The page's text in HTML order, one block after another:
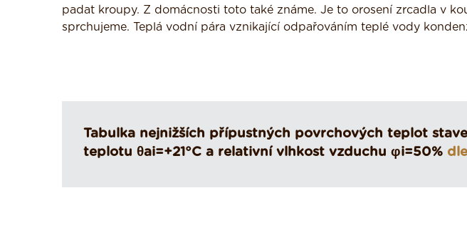
padat kroupy. Z domácnosti toto také známe. Je to orosení zrcadla v
sprchujeme. Teplá vodní pára vznikající odpařováním teplé vody
Tabulka nejnižších přípustných povrchových teplot
teplotu θai=+21°C a relativní vlhkost vzduchu φi=50%